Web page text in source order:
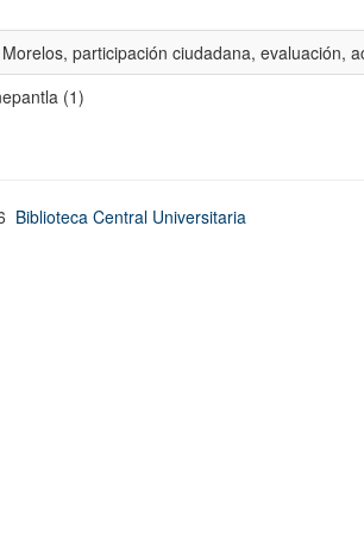
participación ciudadana, evaluación,
(1)
Biblioteca Central Universitaria